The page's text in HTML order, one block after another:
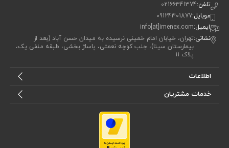
تلفن:02166341374
موبایل:09124301877
ایمیل:info[at]imenex.com
نشانی:تهران، خیابان امام خمینی نرسیده به میدان حسن آباد (بعد از
بیمارستان سینا)، جنب کوچه نعمتی، پاساژ بخشی، طبقه منفی یک،
پلاک 11
اطلاعات
خدمات مشتریان